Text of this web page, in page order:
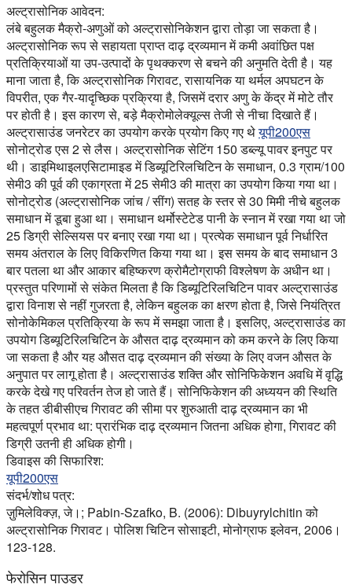
अल्ट्रासोनिक आवेदन:
लंबे बहुलक मैक्रो-अणुओं को अल्ट्रासोनिकेशन द्वारा तोड़ा जा सकता है।
अल्ट्रासोनिक रूप से सहायता प्राप्त दाढ़ द्रव्यमान में कमी अवांछित पक्ष
प्रतिक्रियाओं या उप-उत्पादों के पृथक्करण से बचने की अनुमति देती है। यह
माना जाता है, कि अल्ट्रासोनिक गिरावट, रासायनिक या थर्मल अपघटन के
विपरीत, एक गैर-यादृच्छिक प्रक्रिया है, जिसमें दरार अणु के केंद्र में मोटे तौर
पर होती है। इस कारण से, बड़े मैक्रोमोलेक्यूल्स तेजी से नीचा दिखाते हैं।
अल्ट्रासाउंड जनरेटर का उपयोग करके प्रयोग किए गए थेयूपी200एस
सोनोट्रोड एस 2 से लैस। अल्ट्रासोनिक सेटिंग 150 डब्ल्यू पावर इनपुट पर
थी। डाइमिथाइलएसिटामाइड में डिब्यूटिरिलचिटिन के समाधान, 0.3 ग्राम/100
सेमी3 की पूर्व की एकाग्रता में 25 सेमी3 की मात्रा का उपयोग किया गया था।
सोनोट्रोड (अल्ट्रासोनिक जांच / सींग) सतह के स्तर से 30 मिमी नीचे बहुलक
समाधान में डूबा हुआ था। समाधान थर्मोस्टेटेड पानी के स्नान में रखा गया था जो
25 डिग्री सेल्सियस पर बनाए रखा गया था। प्रत्येक समाधान पूर्व निर्धारित
समय अंतराल के लिए विकिरणित किया गया था। इस समय के बाद समाधान 3
बार पतला था और आकार बहिष्करण क्रोमैटोग्राफी विश्लेषण के अधीन था।
प्रस्तुत परिणामों से संकेत मिलता है कि डिब्यूटिरिलचिटिन पावर अल्ट्रासाउंड
द्वारा विनाश से नहीं गुजरता है, लेकिन बहुलक का क्षरण होता है, जिसे नियंत्रित
सोनोकेमिकल प्रतिक्रिया के रूप में समझा जाता है। इसलिए, अल्ट्रासाउंड का
उपयोग डिब्यूटिरिलचिटिन के औसत दाढ़ द्रव्यमान को कम करने के लिए किया
जा सकता है और यह औसत दाढ़ द्रव्यमान की संख्या के लिए वजन औसत के
अनुपात पर लागू होता है। अल्ट्रासाउंड शक्ति और सोनिफिकेशन अवधि में वृद्धि
करके देखे गए परिवर्तन तेज हो जाते हैं। सोनिफिकेशन की अध्ययन की स्थिति
के तहत डीबीसीएच गिरावट की सीमा पर शुरुआती दाढ़ द्रव्यमान का भी
महत्वपूर्ण प्रभाव था: प्रारंभिक दाढ़ द्रव्यमान जितना अधिक होगा, गिरावट की
डिग्री उतनी ही अधिक होगी।
डिवाइस की सिफारिश:
यूपी200एस
संदर्भ/शोध पत्र:
ज़ुमिलेविक्ज़, जे।; Pabin-Szafko, B. (2006): Dibuyrylchitin को
अल्ट्रासोनिक गिरावट। पोलिश चिटिन सोसाइटी, मोनोग्राफ इलेवन, 2006।
123-128.
फेरोसिन पाउडर